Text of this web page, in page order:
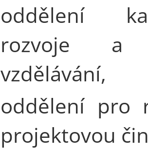
oddělení
rozvoje a
vzdělávání,
oddělení pro
projektovou